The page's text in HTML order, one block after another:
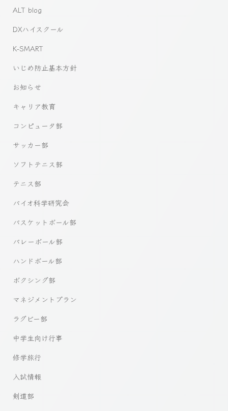
ALT blog
DXハイスクール
K-SMART
いじめ防止基本方針
お知らせ
キャリア教育
コンピュータ部
サッカー部
ソフトテニス部
テニス部
バイオ科学研究会
バスケットボール部
バレーボール部
ハンドボール部
ボクシング部
マネジメントプラン
ラグビー部
中学生向け行事
修学旅行
入試情報
剣道部